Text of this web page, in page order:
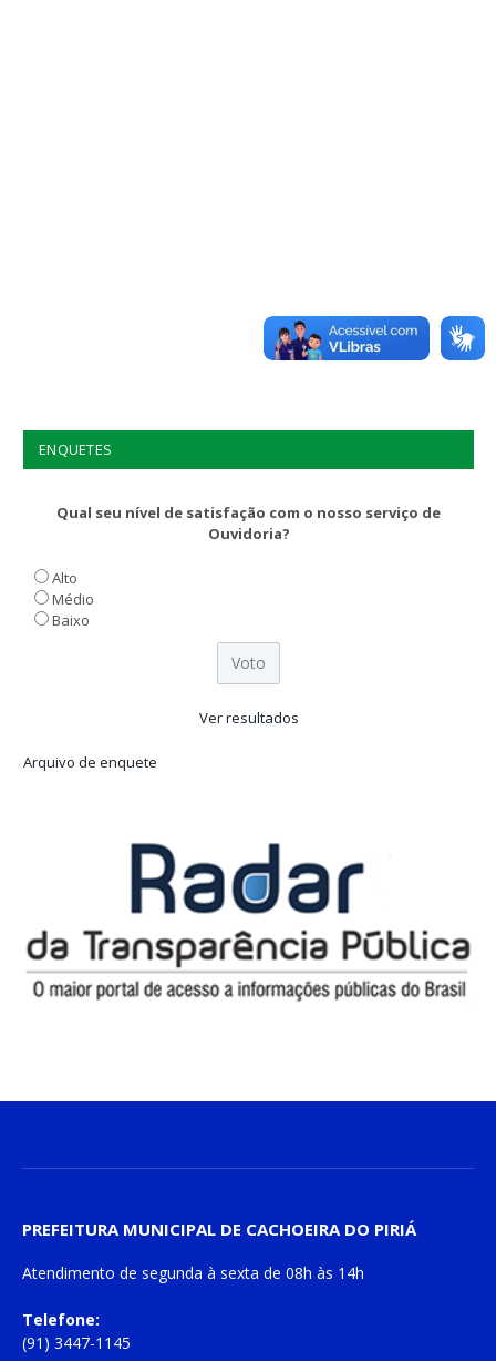
ENQUETES
Qual seu nível de satisfação com o nosso serviço de
Ouvidoria?
Alto
Médio
Baixo
Ver resultados
Arquivo de enquete
PREFEITURA MUNICIPAL DE CACHOEIRA DO PIRIÁ
Atendimento de segunda à sexta de 08h às 14h
Telefone:
(91) 3447-1145